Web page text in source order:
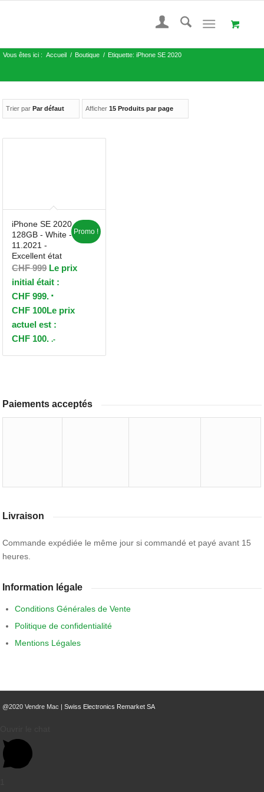
Vous êtes ici : Accueil / Boutique / Etiquette: iPhone SE 2020
Trier par Par défaut Afficher15 Produits par page
iPhone SE 2020
128GB - White -
11.2021 -
Excellent état
CHF999 Le prix
initial était :
CHF 999.
CHF 100Le prix
actuel est :
CHF 100. .-
Promo !
Paiements acceptés
Livraison
Commande expédiée le même jour si commandé et payé avant 15
heures.
Information légale
Conditions Générales de Vente
Politique de confidentialité
Mentions Légales
@2020 Vendre Mac |Swiss Electronics Remarket SA